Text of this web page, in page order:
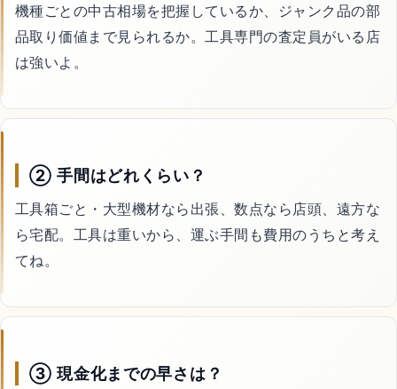
機種ごとの中古相場を把握しているか、ジャンク品の部
品取り価値まで見られるか。工具専門の査定員がいる店
は強いよ。
② 手間はどれくらい？
工具箱ごと・大型機材なら出張、数点なら店頭、遠方な
ら宅配。工具は重いから、運ぶ手間も費用のうちと考え
てね。
③ 現金化までの早さは？